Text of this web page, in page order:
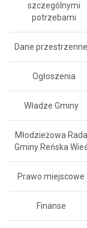
szczególnymi
potrzebami
Dane przestrzenne
Ogłoszenia
Władze Gminy
Młodzieżowa Rada
Gminy Reńska
Prawo miejscowe
Finanse